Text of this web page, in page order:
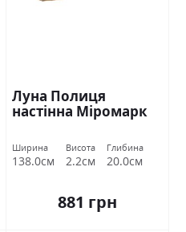
Луна Полиця
настінна Міромарк
Ширина
138.0см
Висота
2.2см
Глибина
20.0см
881 грн